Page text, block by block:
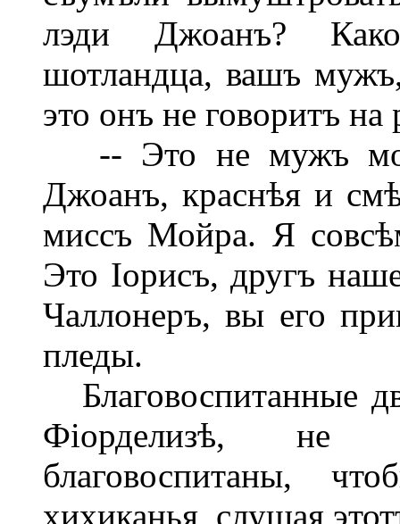
лэди Джоанъ?
шотландца, вашъ
это онъ не говоритъ
-- Это не мужъ
Джоанъ, краснѣя и
миссъ Мойра. Я
Это Іорисъ, другъ
Чаллонеръ, вы его
пледы.
Благовоспитанные
Фіорделизѣ, не
благовоспитаны,
хихиканья, слушая